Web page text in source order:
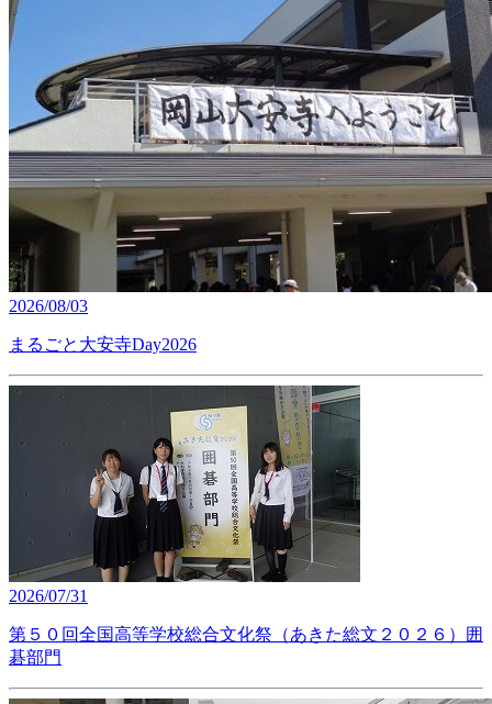
2026/08/03
まるごと大安寺Day2026
2026/07/31
第５０回全国高等学校総合文化祭（あきた総文２０２６）囲
碁部門